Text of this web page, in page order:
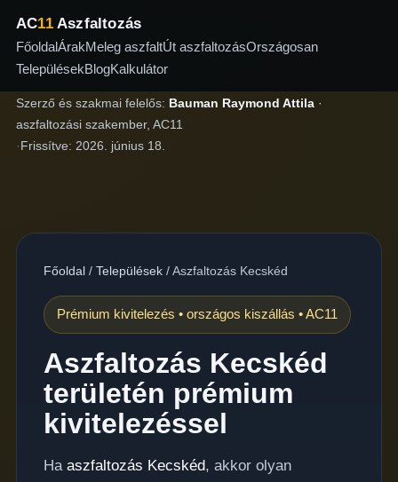
AC11Aszfaltozás
FőoldalÁrakMeleg aszfaltÚt aszfaltozásOrszágosan
TelepülésekBlogKalkulátor
Szerző és szakmai felelős: Bauman Raymond Attila·
aszfaltozási szakember, AC11
·Frissítve: 2026. június 18.
Főoldal/ Települések/Aszfaltozás Kecskéd
Prémium kivitelezés • országos kiszállás • AC11
Aszfaltozás Kecskéd
területén prémium
kivitelezéssel
Ha aszfaltozás Kecskéd, akkor olyan